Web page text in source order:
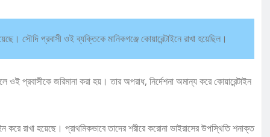
সৌদি প্রবাসী ওই ব্যক্তিকে মানিকগঞ্জে কোয়ারেন্টাইনে রাখা হয়েছিল।
ওই প্রবাসীকে জরিমানা করা হয়। তার অপরাধ, নির্দেশনা অমান্য করে কোয়ারেন্টাইন
রাখা হয়েছে। প্রাথমিকভাবে তাদের শরীরে করোনা ভাইরাসের উপস্থিতি শনাক্ত